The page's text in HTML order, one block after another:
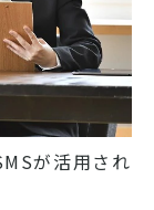
が活用され